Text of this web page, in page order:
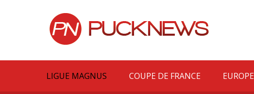
LIGUE MAGNUS COUPE DE FRANCE EUROPE